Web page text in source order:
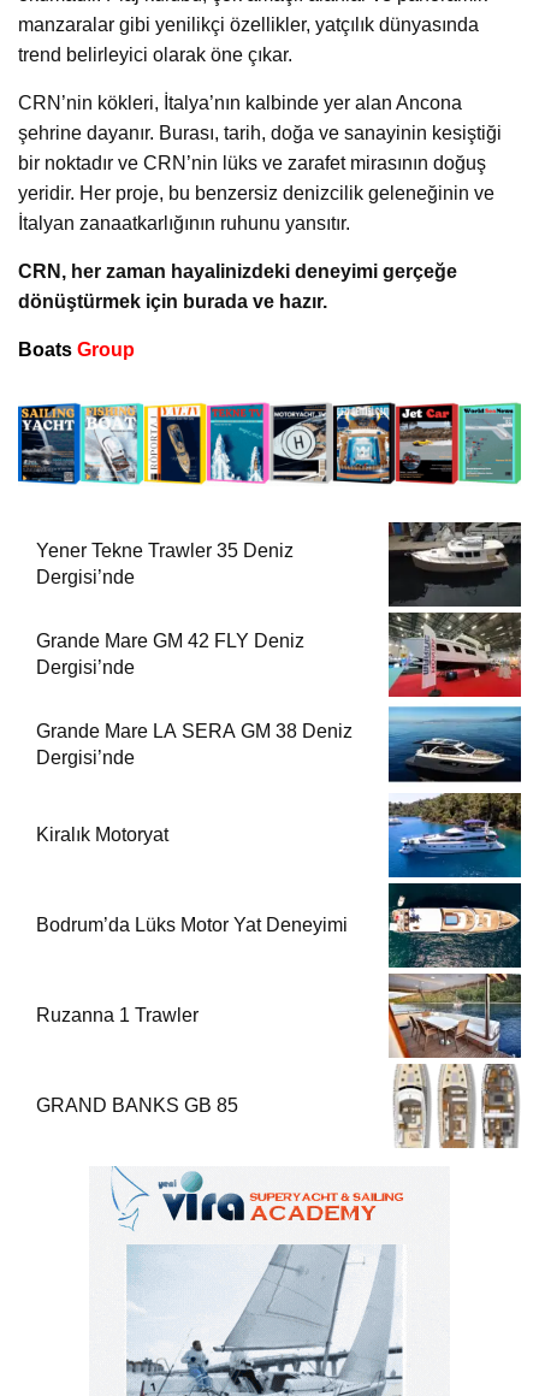
manzaralar gibi yenilikçi özellikler, yatçılık dünyasında
trend belirleyici olarak öne çıkar.
CRN’nin kökleri, İtalya’nın kalbinde yer alan Ancona
şehrine dayanır. Burası, tarih, doğa ve sanayinin kesiştiği
bir noktadır ve CRN’nin lüks ve zarafet mirasının doğuş
yeridir. Her proje, bu benzersiz denizcilik geleneğinin ve
İtalyan zanaatkarlığının ruhunu yansıtır.
CRN, her zaman hayalinizdeki deneyimi gerçeğe
dönüştürmek için burada ve hazır.
Boats Group
Yener Tekne Trawler 35 Deniz
Dergisi’nde
Grande Mare GM 42 FLY Deniz
Dergisi’nde
Grande Mare LA SERA GM 38 Deniz
Dergisi’nde
Kiralık Motoryat
Bodrum’da Lüks Motor Yat Deneyimi
Ruzanna 1 Trawler
GRAND BANKS GB 85